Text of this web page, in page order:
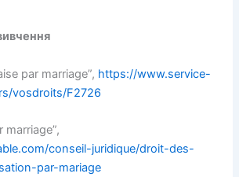
par marriage”, https://www.service-
vosdroits/F2726
marriage”,
conseil-juridique/droit-des-
par-mariage